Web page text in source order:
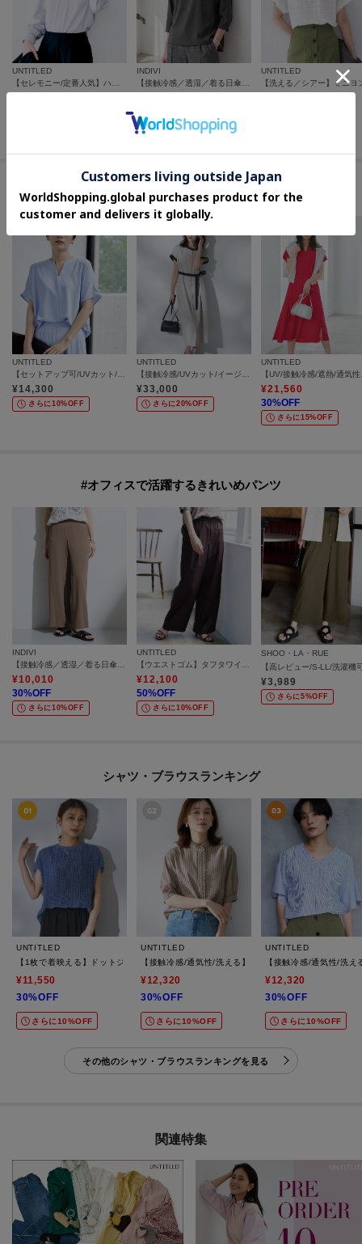
UNTITLED
【セレモニー/定番人気】ハイネックフリル ブラウス
INDIVI
【接触冷感／透湿／着る日傘】ドルマントップス
さらに10%OFF
UNTITLED
#夏にぴったりなUVケアアイテム
UNTITLED
¥14,300
さらに10%OFF
UNTITLED
¥33,000
さらに20%OFF
UNTITLED
¥21,560
30%OFF
さらに15%OFF
#オフィスで活躍するきれいめパンツ
INDIVI
【接触冷感／透湿／着る日傘】イージーワイドパンツ
¥10,010
30%OFF
さらに10%OFF
UNTITLED
【ウエストゴム】タフタワイドパンツ
¥12,100
50%OFF
さらに10%OFF
SHOO・LA・RUE
¥3,989
さらに5%OFF
シャツ・ブラウスランキング
UNTITLED
【1枚で着映える】ドットジャガードブラウス
¥11,550
30%OFF
さらに10%OFF
UNTITLED
【接触冷感/通気性/洗える】スタンドカラーフリルブラ
¥12,320
30%OFF
さらに10%OFF
UNTITLED
【接触冷感/通気性/洗
¥12,320
30%OFF
さらに10%OFF
その他のシャツ・ブラウスランキングを見る
関連特集